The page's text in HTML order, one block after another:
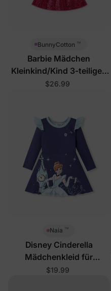
BunnyCotton ™
Barbie Mädchen
Kleinkind/Kind 3-teiliges
Kleid-Set mit Haarband
$26.99
Naia ™
Disney Cinderella
Mädchenkleid für
Kleinkinder in Lila
$19.99